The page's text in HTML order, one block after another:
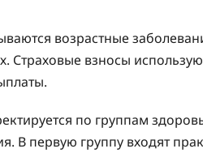
возрастные
Страховые взносы
по группам
В первую группу входят